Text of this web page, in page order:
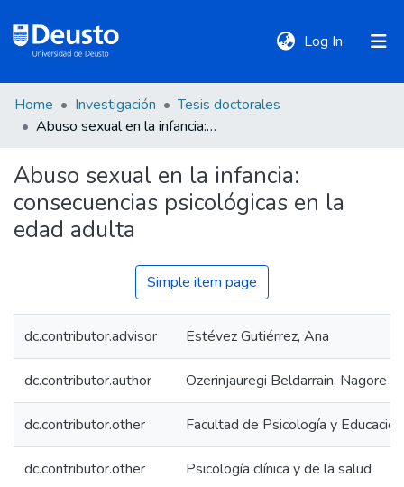
Log In (current)
DeustoTeka
Communities
&
Collections
Statistics
Home Investigación
Tesis doctorales
Abuso sexual en la infancia: consecuencias psicológicas en la edad adulta
Abuso sexual en la infancia:
consecuencias psicológicas en la
edad adulta
Simple item page
dc.contributor.advisor Estévez Gutiérrez, Ana
dc.contributor.author Ozerinjauregi Beldarrain, Nagore
dc.contributor.other Facultad de Psicología y Educación
dc.contributor.other Psicología clínica y de la salud